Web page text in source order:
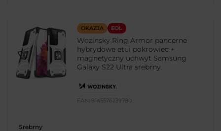
OKAZJA EOL
Wozinsky Ring Armor pancerne
hybrydowe etui pokrowiec +
magnetyczny uchwyt Samsung
Galaxy S22 Ultra srebrny
EAN: 9145576239780
Srebrny